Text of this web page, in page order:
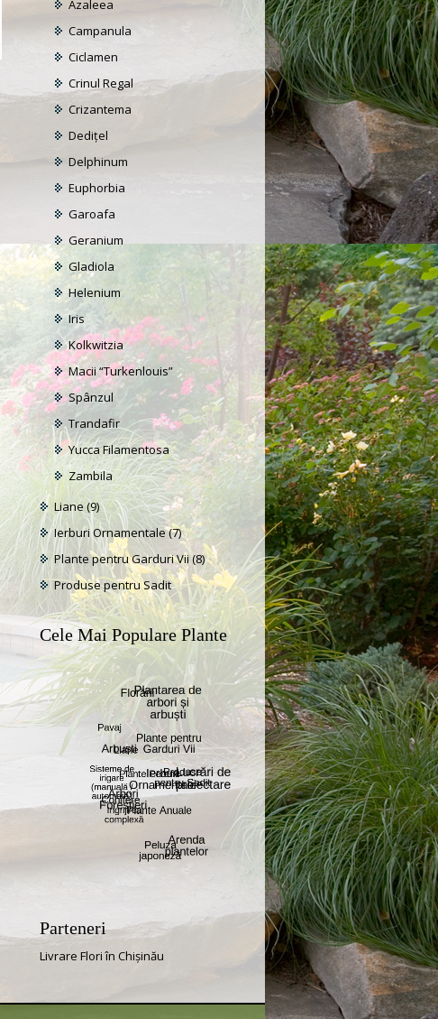
Azaleea
Campanula
Ciclamen
Crinul Regal
Crizantema
Dediţel
Delphinum
Euphorbia
Garoafa
Geranium
Gladiola
Helenium
Iris
Kolkwitzia
Macii “Turkenlouis”
Spânzul
Trandafir
Yucca Filamentosa
Zambila
Liane(9)
Ierburi Ornamentale(7)
Plante pentru Garduri Vii (8)
Produse pentru Sadit
Cele Mai Populare Plante
Parteneri
Livrare Flori în Chișinău